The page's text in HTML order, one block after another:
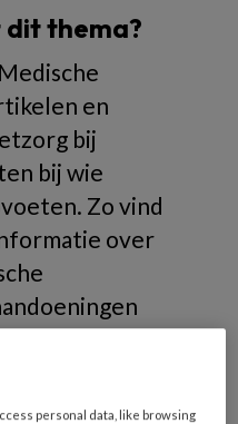
thema?
en
bij
bij wie
Zo vind
over
aan
in
personal data, like browsing